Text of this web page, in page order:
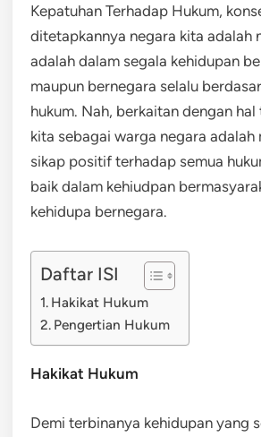
Kepatuhan Terhadap Hukum,
ditetapkannya negara kita adalah
adalah dalam segala kehidupan
maupun bernegara selalu
hukum. Nah, berkaitan dengan
kita sebagai warga negara adalah
sikap positif terhadap semua
baik dalam kehiudpan
kehidupa bernegara.
Daftar ISI
Hakikat Hukum
Pengertian Hukum
Hakikat Hukum
Demi terbinanya kehidupan yang